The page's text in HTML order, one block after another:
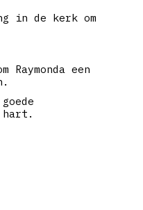
in de kerk om
Raymonda een